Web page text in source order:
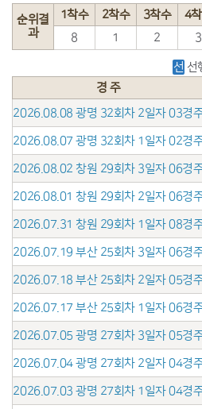
순위결
과
1착수 2착수 3착수 4
8
1 2 3
선 선
경 주
2026.08.08 광명 32회차 2일자 03경
2026.08.07 광명 32회차 1일자 02경
2026.08.02 창원 29회차 3일자 06경
2026.08.01 창원 29회차 2일자 06경
2026.07.31 창원 29회차 1일자 08경
2026.07.19 부산 25회차 3일자 06경
2026.07.18 부산 25회차 2일자 05경
2026.07.17 부산 25회차 1일자 06경
2026.07.05 광명 27회차 3일자 05경
2026.07.04 광명 27회차 2일자 04경
2026.07.03 광명 27회차 1일자 04경